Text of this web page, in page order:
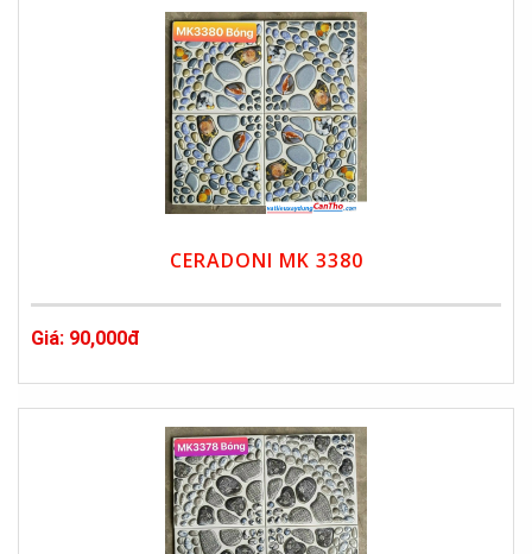
CERADONI MK 3380
Giá: 90,000đ